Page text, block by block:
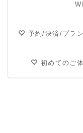
予約/決済/プラ
初めてのご